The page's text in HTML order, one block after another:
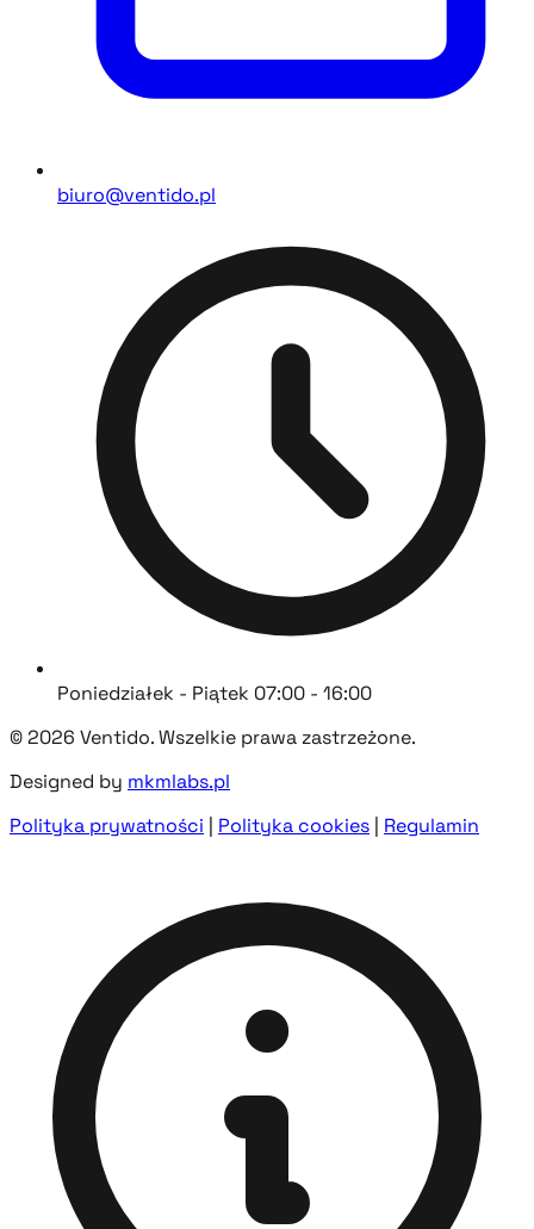
biuro@ventido.pl
Poniedziałek - Piątek 07:00 - 16:00
© 2026 Ventido. Wszelkie prawa zastrzeżone.
Designed by mkmlabs.pl
Polityka prywatności | Polityka cookies | Regulamin